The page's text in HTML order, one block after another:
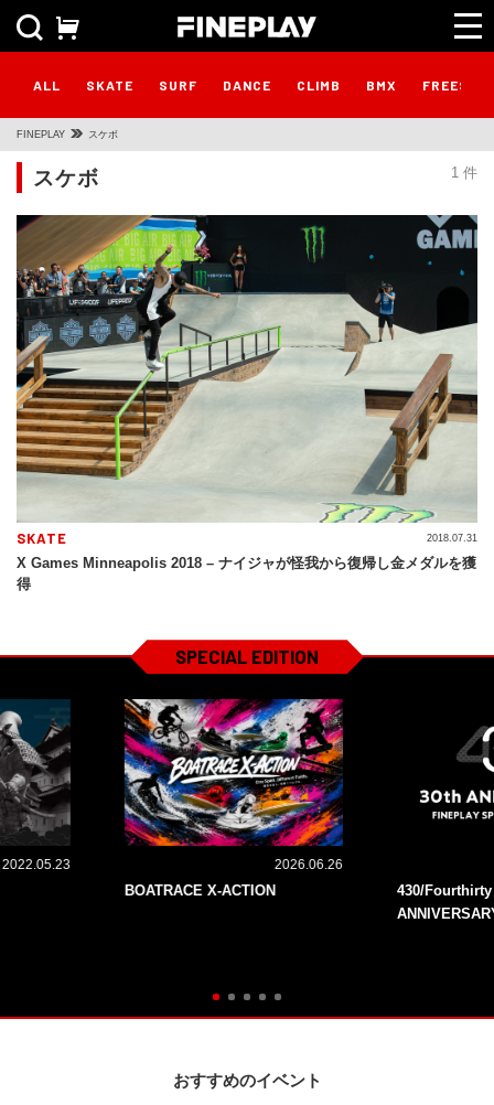
ALL SKATE SURF DANCE CLIMB BMX
FINEPLAY スケボ
1 件
スケボ
SKATE
X Games Minneapolis 2018 – ナイジャが怪我から復帰し金メダルを獲
得
2018.07.31
SPECIAL EDITION
2022.05.23 2026.06.26
BOATRACE X-ACTION
430/
おすすめのイベント